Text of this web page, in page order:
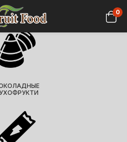
0